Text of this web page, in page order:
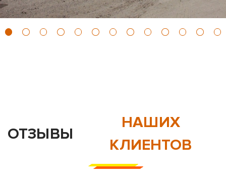
ОТЗЫВЫ
НАШИХ
КЛИЕНТОВ